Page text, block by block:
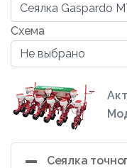
Схема
Сеялка